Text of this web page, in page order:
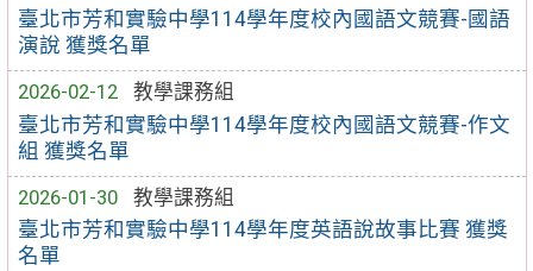
臺北市芳和實驗中學114學年度校內國語文競賽-國語
演說 獲獎名單
2026-02-12
教學課務組
臺北市芳和實驗中學114學年度校內國語文競賽-作文
組 獲獎名單
2026-01-30
教學課務組
臺北市芳和實驗中學114學年度英語說故事比賽 獲獎
名單